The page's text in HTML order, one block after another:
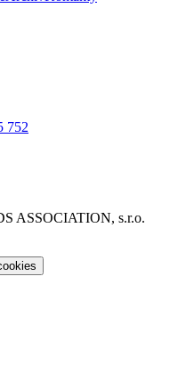
752
ASSOCIATION, s.r.o.